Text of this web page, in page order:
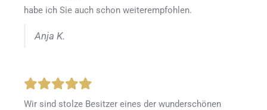
habe ich Sie auch schon weiterempfohlen.
Anja K.
Wir sind stolze Besitzer eines der wunderschönen